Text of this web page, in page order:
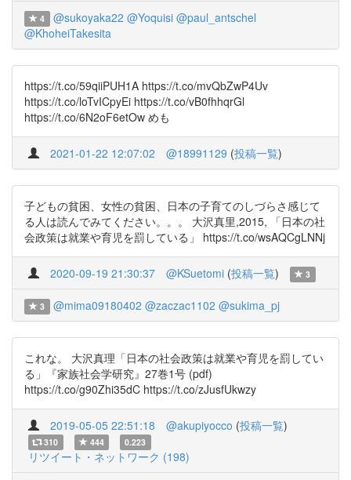
4 @sukoyaka22 @Yoquisi @paul_antschel
@KhoheiTakesita
https://t.co/59qiiPUH1A https://t.co/mvQbZwP4Uv
https://t.co/loTvICpyEi https://t.co/vB0fhhqrGl
https://t.co/6N2oF6etOw めも
2021-01-22 12:07:02 @18991129 (投稿一覧)
子どもの貧困、女性の貧困、日本の子育てのしづらさ感じて
る人は読んでみてください。。。 大沢真里,2015, 「日本の社
会政策は就業や育児を罰している」 https://t.co/wsAQCgLNNj
2020-09-19 21:30:37 @KSuetomi (投稿一覧) 3
3 @mima09180402 @zaczac1102 @sukima_pj
これな。 大沢真理「日本の社会政策は就業や育児を罰してい
る」『家族社会学研究』27巻1号 (pdf)
https://t.co/g90Zhi35dC https://t.co/zJusfUkwzy
2019-05-05 22:51:18 @akupiyocco (投稿一覧)
310 444 0.223
リツイート・ネットワーク (198)